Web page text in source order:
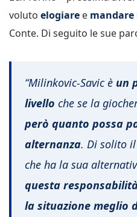
voluto elogiare e mandare
Conte. Di seguito le sue
“Milinkovic-Savic è un
livello che se la
però quanto possa
alternanza. Di solito
che ha la sua
questa
la situazione meglio